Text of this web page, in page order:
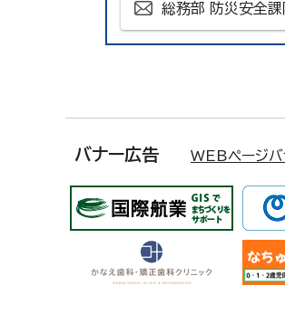
総務部 防災安全
バナー広告 WEBページ